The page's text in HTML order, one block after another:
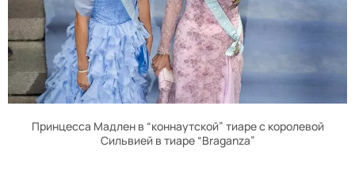
Принцесса Мадлен в “коннаутской” тиаре с королевой
Сильвией в тиаре “Braganza”